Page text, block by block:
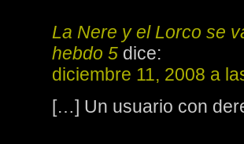
La Nere y el Lorco se
hebdo 5 dice:
diciembre 11, 2008 a
[…] Un usuario con